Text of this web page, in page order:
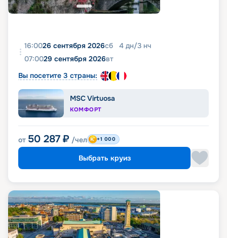
16:0026 сентября 2026сб 4 дн/3 нч
07:0029 сентября 2026вт
Вы посетите 3 страны:
MSC Virtuosa
КОМФОРТ
от 50 287 ₽ /чел +1 000
Выбрать круиз